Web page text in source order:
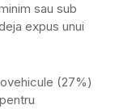
sau sub
expus unui
(27%)